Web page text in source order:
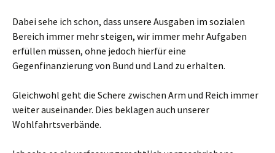
Dabei sehe ich schon, dass unsere Ausgaben im sozialen
Bereich immer mehr steigen, wir immer mehr Aufgaben
erfüllen müssen, ohne jedoch hierfür eine
Gegenfinanzierung von Bund und Land zu erhalten.
Gleichwohl geht die Schere zwischen Arm und Reich immer
weiter auseinander. Dies beklagen auch unserer
Wohlfahrtsverbände.